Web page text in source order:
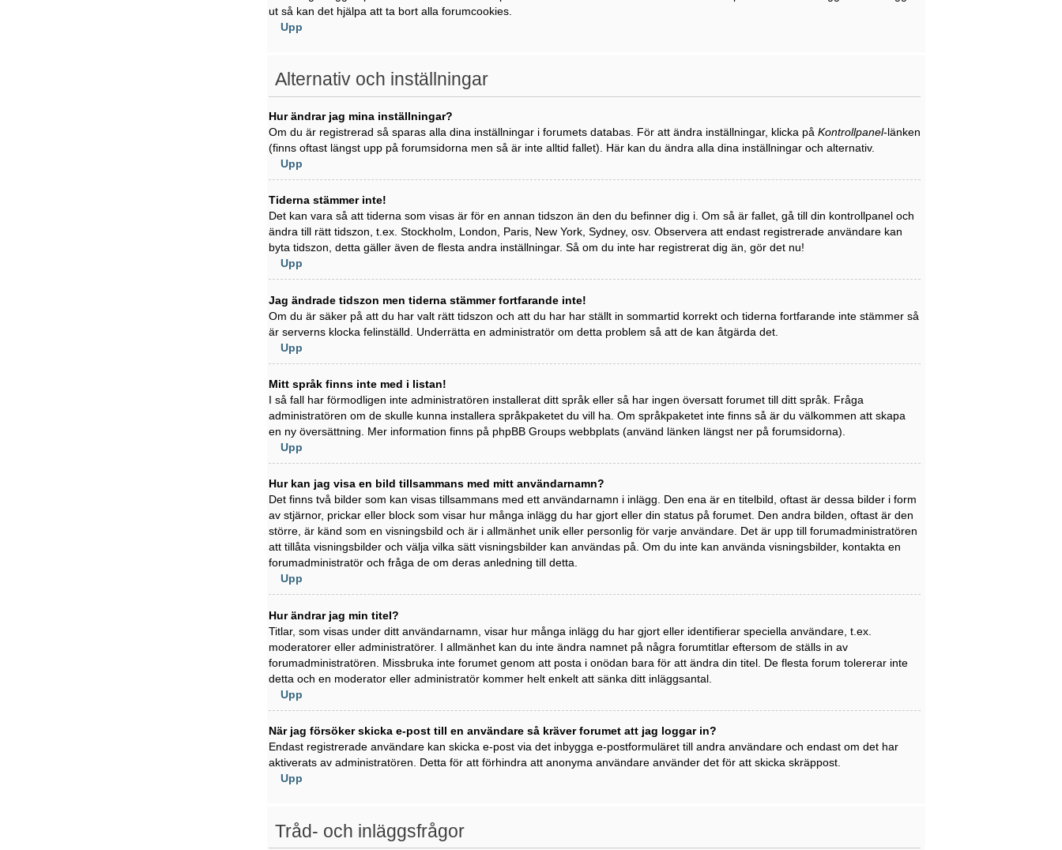
ut så kan det hjälpa att ta bort alla forumcookies.
Upp
Alternativ och inställningar
Hur ändrar jag mina inställningar?
Om du är registrerad så sparas alla dina inställningar i forumets databas. För att ändra inställningar, klicka på Kontrollpanel-länken
(finns oftast längst upp på forumsidorna men så är inte alltid fallet). Här kan du ändra alla dina inställningar och alternativ.
Upp
Tiderna stämmer inte!
Det kan vara så att tiderna som visas är för en annan tidszon än den du befinner dig i. Om så är fallet, gå till din kontrollpanel och
ändra till rätt tidszon, t.ex. Stockholm, London, Paris, New York, Sydney, osv. Observera att endast registrerade användare kan
byta tidszon, detta gäller även de flesta andra inställningar. Så om du inte har registrerat dig än, gör det nu!
Upp
Jag ändrade tidszon men tiderna stämmer fortfarande inte!
Om du är säker på att du har valt rätt tidszon och att du har har ställt in sommartid korrekt och tiderna fortfarande inte stämmer så
är serverns klocka felinställd. Underrätta en administratör om detta problem så att de kan åtgärda det.
Upp
Mitt språk finns inte med i listan!
I så fall har förmodligen inte administratören installerat ditt språk eller så har ingen översatt forumet till ditt språk. Fråga
administratören om de skulle kunna installera språkpaketet du vill ha. Om språkpaketet inte finns så är du välkommen att skapa
en ny översättning. Mer information finns på phpBB Groups webbplats (använd länken längst ner på forumsidorna).
Upp
Hur kan jag visa en bild tillsammans med mitt användarnamn?
Det finns två bilder som kan visas tillsammans med ett användarnamn i inlägg. Den ena är en titelbild, oftast är dessa bilder i form
av stjärnor, prickar eller block som visar hur många inlägg du har gjort eller din status på forumet. Den andra bilden, oftast är den
större, är känd som en visningsbild och är i allmänhet unik eller personlig för varje användare. Det är upp till forumadministratören
att tillåta visningsbilder och välja vilka sätt visningsbilder kan användas på. Om du inte kan använda visningsbilder, kontakta en
forumadministratör och fråga de om deras anledning till detta.
Upp
Hur ändrar jag min titel?
Titlar, som visas under ditt användarnamn, visar hur många inlägg du har gjort eller identifierar speciella användare, t.ex.
moderatorer eller administratörer. I allmänhet kan du inte ändra namnet på några forumtitlar eftersom de ställs in av
forumadministratören. Missbruka inte forumet genom att posta i onödan bara för att ändra din titel. De flesta forum tolererar inte
detta och en moderator eller administratör kommer helt enkelt att sänka ditt inläggsantal.
Upp
När jag försöker skicka e-post till en användare så kräver forumet att jag loggar in?
Endast registrerade användare kan skicka e-post via det inbygga e-postformuläret till andra användare och endast om det har
aktiverats av administratören. Detta för att förhindra att anonyma användare använder det för att skicka skräppost.
Upp
Tråd- och inläggsfrågor